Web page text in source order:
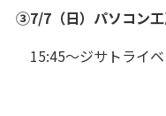
③7/7（日）パソコン
15:45～ジサトライベ